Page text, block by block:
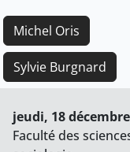
Michel Oris
Sylvie Burgnard
jeudi, 18
Faculté des